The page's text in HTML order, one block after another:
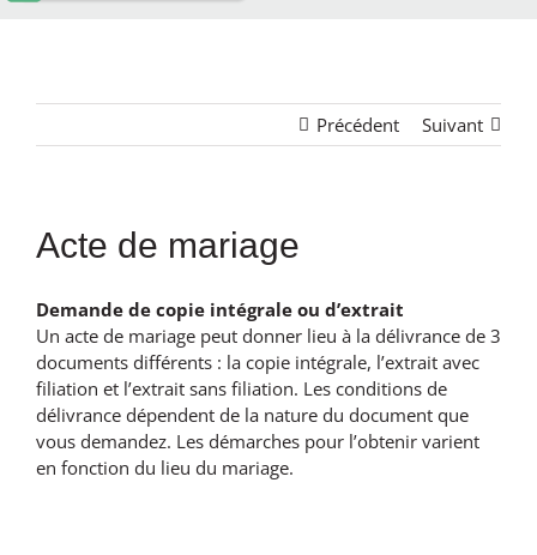
Précédent Suivant
Acte de mariage
Demande de copie intégrale ou d’extrait
Un acte de mariage peut donner lieu à la délivrance de 3
documents différents : la copie intégrale, l’extrait avec
filiation et l’extrait sans filiation. Les conditions de
délivrance dépendent de la nature du document que
vous demandez. Les démarches pour l’obtenir varient
en fonction du lieu du mariage.